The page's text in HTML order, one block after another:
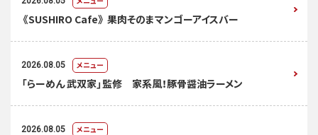
《SUSHIRO Cafe》 果肉そのまマンゴーアイスバー
2026.08.05 メニュー
「らーめん 武双家」監修 家系風！豚骨醤油ラーメン
2026.08.05 メニュー